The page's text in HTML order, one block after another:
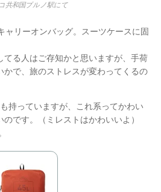
共和国ブルノ駅にて
ャリーオンバッグ。スーツケースに固
てる人はご存知かと思いますが、手荷
かで、旅のストレスが変わってくるの
持っていますが、これ系ってかわい
です。（ミレストはかわいいよ）